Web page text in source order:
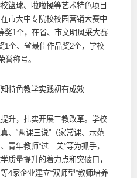
篮球、啦啦操等艺术特色项目
市大中专院校校园营销大赛中
奖1个，在省、市文明风采大赛
1个、省最佳作品奖2个，学校
誉称号。
特色教学实践初有成效
，扎实开展三教改革。学校
、“两课三说”（家常课、示范
青年教师“过三关”等为抓手，
质量提升的着力点和突破口，
4家企业建立“双师型”教师培养